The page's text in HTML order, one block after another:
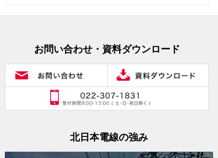
お問い合わせ・資料ダウンロード
北日本電線の強み